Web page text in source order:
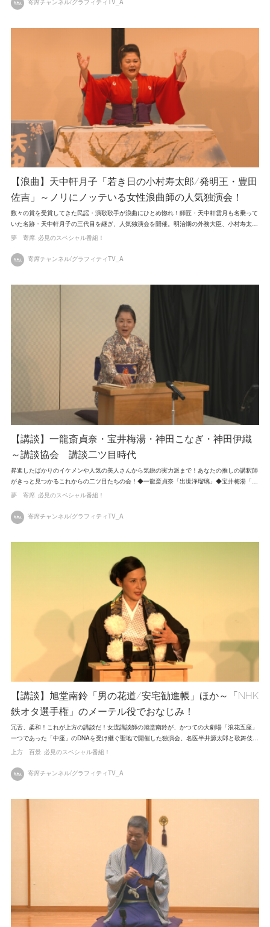
【浪曲】天中軒月子「若き日の小村寿太郎/発明王・豊田
佐吉」～ノリにノッテいる女性浪曲師の人気独演会！
数々の賞を受賞してきた民謡・演歌歌手が浪曲にひとめ惚れ！師匠・天中軒雲月も名乗って
いた名跡・天中軒月子の三代目を継ぎ、人気独演会を開催。明治期の外務大臣、小村寿太…
夢 寄席 必見のスペシャル番組！
寄席チャンネル/グラフィティTV_A
【講談】一龍斎貞奈・宝井梅湯・神田こなぎ・神田伊織
～講談協会 講談二ツ目時代
昇進したばかりのイケメンや人気の美人さんから気鋭の実力派まで！あなたの推しの講釈師
がきっと見つかるこれからの二ツ目たちの会！◆一龍斎貞奈「出世浄瑠璃」◆宝井梅湯「…
夢 寄席 必見のスペシャル番組！
寄席チャンネル/グラフィティTV_A
【講談】旭堂南鈴「男の花道/安宅勧進帳」ほか～「NHK
鉄オタ選手権」のメーテル役でおなじみ！
冗舌、柔和！これが上方の講談だ！女流講談師の旭堂南鈴が、かつての大劇場「浪花五座」
一つであった「中座」のDNAを受け継ぐ聖地で開催した独演会。名医半井源太郎と歌舞伎…
上方 百景 必見のスペシャル番組！
寄席チャンネル/グラフィティTV_A